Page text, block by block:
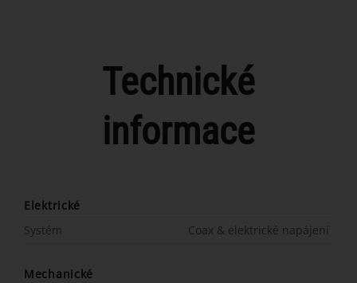
Technické
informace
Elektrické
Systém
Coax & elektrické napájení
Mechanické